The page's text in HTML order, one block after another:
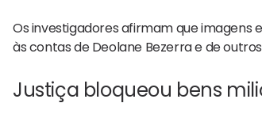
Os investigadores afirmam que
às contas deDeolane Bezerrae de
Justiça bloqueou bens